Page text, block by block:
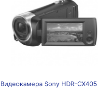
Previous
Видеокамера Sony HDR-CX405